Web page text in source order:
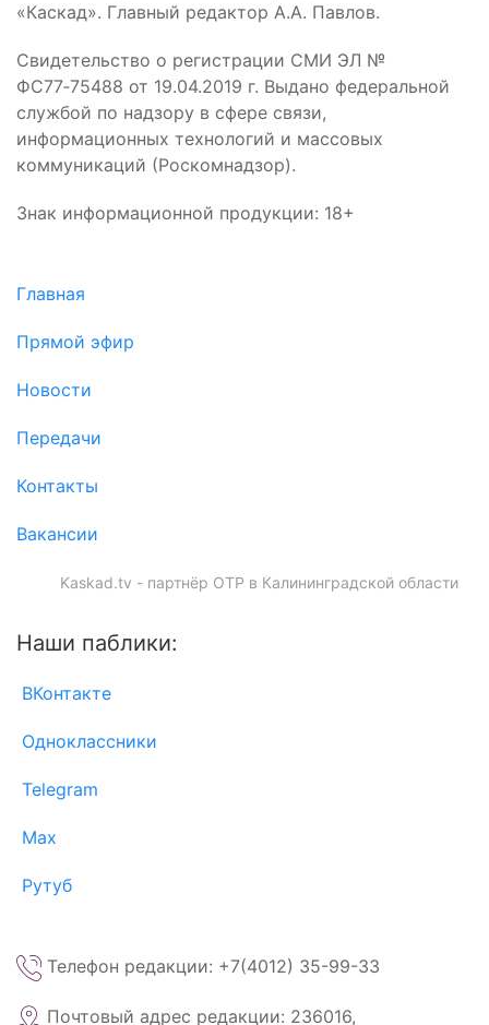
«Каскад». Главный редактор А.А. Павлов.
Свидетельство о регистрации СМИ ЭЛ №
ФС77‑75488 от 19.04.2019 г. Выдано федеральной
службой по надзору в сфере связи,
информационных технологий и массовых
коммуникаций (Роскомнадзор).
Знак информационной продукции: 18+
Главная
Прямой эфир
Новости
Передачи
Контакты
Вакансии
Kaskad.tv - партнёр ОТР в Калининградской области
Наши паблики:
ВКонтакте
Одноклассники
Telegram
Max
Рутуб
Телефон редакции: +7(4012) 35-99-33
Почтовый адрес редакции: 236016,